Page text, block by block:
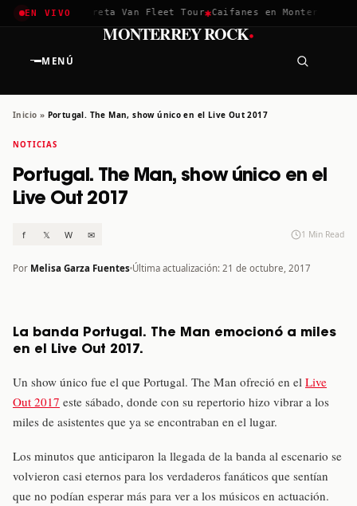
EN VIVO
2026✱ Greta Van Fleet Tour✱ Caifanes en Monterrey · 12
MENÚ
MONTERREY ROCK·
Inicio » Portugal. The Man, show único en el Live Out 2017
NOTICIAS
Portugal. The Man, show único en el
Live Out 2017
f 𝕏 W ✉ 1 Min Read
Por Melisa Garza Fuentes Última actualización: 21 de octubre, 2017
La banda Portugal. The Man emocionó a miles
en el Live Out 2017.
Un show único fue el que Portugal. The Man ofreció en el Live
Out 2017 este sábado, donde con su repertorio hizo vibrar a los
miles de asistentes que ya se encontraban en el lugar.
Los minutos que anticiparon la llegada de la banda al escenario se
volvieron casi eternos para los verdaderos fanáticos que sentían
que no podían esperar más para ver a los músicos en actuación.